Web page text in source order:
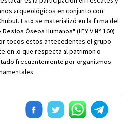
arqueológicos en conjunto con
Esto se materializó en la firma del
Óseos Humanos" (LEY V N° 160)
todos estos antecedentes el grupo
en lo que respecta al patrimonio
frecuentemente por organismos